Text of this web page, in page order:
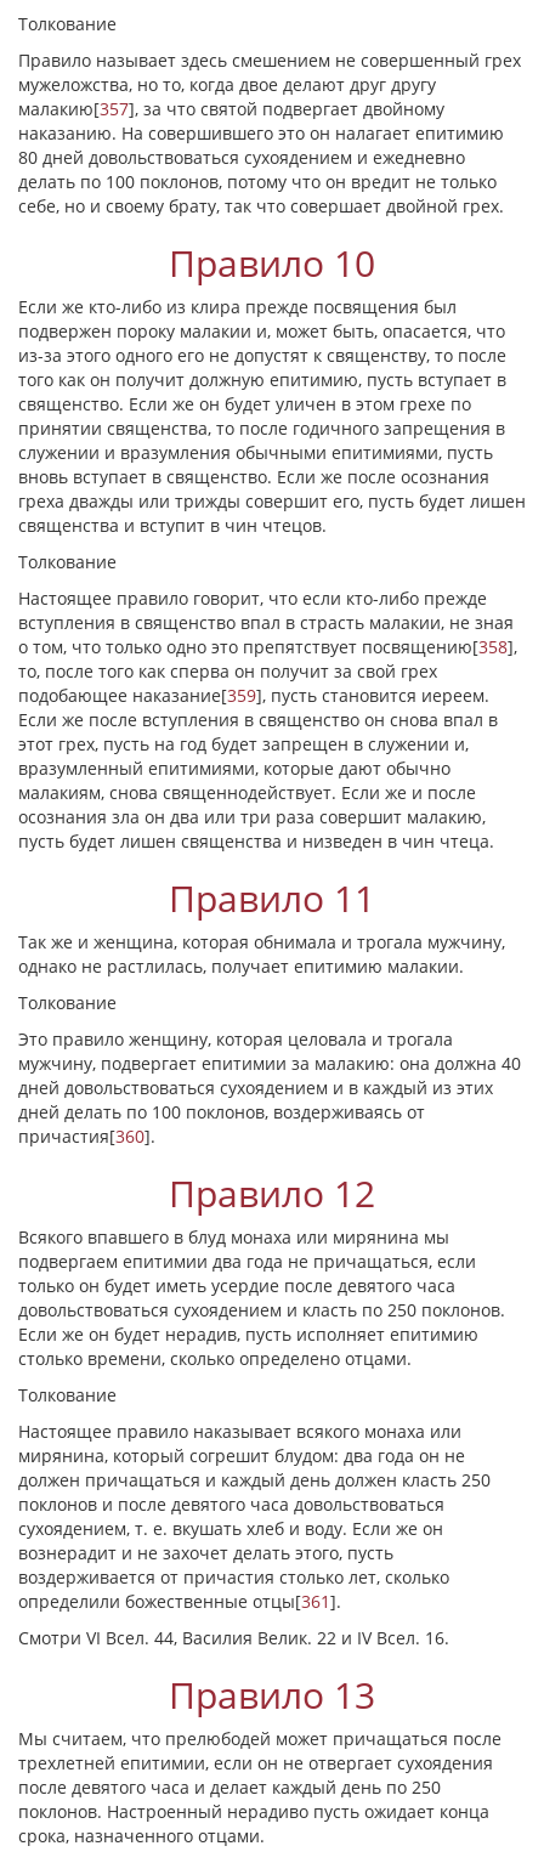
Толкование
Правило называет здесь смешением не совершенный грех
мужеложства, но то, когда двое делают друг другу
малакию[357], за что святой подвергает двойному
наказанию. На совершившего это он налагает епитимию
80 дней довольствоваться сухоядением и ежедневно
делать по 100 поклонов, потому что он вредит не только
себе, но и своему брату, так что совершает двойной грех.
Правило 10
Если же кто-либо из клира прежде посвящения был
подвержен пороку малакии и, может быть, опасается, что
из-за этого одного его не допустят к священству, то после
того как он получит должную епитимию, пусть вступает в
священство. Если же он будет уличен в этом грехе по
принятии священства, то после годичного запрещения в
служении и вразумления обычными епитимиями, пусть
вновь вступает в священство. Если же после осознания
греха дважды или трижды совершит его, пусть будет лишен
священства и вступит в чин чтецов.
Толкование
Настоящее правило говорит, что если кто-либо прежде
вступления в священство впал в страсть малакии, не зная
о том, что только одно это препятствует посвящению[358],
то, после того как сперва он получит за свой грех
подобающее наказание[359], пусть становится иереем.
Если же после вступления в священство он снова впал в
этот грех, пусть на год будет запрещен в служении и,
вразумленный епитимиями, которые дают обычно
малакиям, снова священнодействует. Если же и после
осознания зла он два или три раза совершит малакию,
пусть будет лишен священства и низведен в чин чтеца.
Правило 11
Так же и женщина, которая обнимала и трогала мужчину,
однако не растлилась, получает епитимию малакии.
Толкование
Это правило женщину, которая целовала и трогала
мужчину, подвергает епитимии за малакию: она должна 40
дней довольствоваться сухоядением и в каждый из этих
дней делать по 100 поклонов, воздерживаясь от
причастия[360].
Правило 12
Всякого впавшего в блуд монаха или мирянина мы
подвергаем епитимии два года не причащаться, если
только он будет иметь усердие после девятого часа
довольствоваться сухоядением и класть по 250 поклонов.
Если же он будет нерадив, пусть исполняет епитимию
столько времени, сколько определено отцами.
Толкование
Настоящее правило наказывает всякого монаха или
мирянина, который согрешит блудом: два года он не
должен причащаться и каждый день должен класть 250
поклонов и после девятого часа довольствоваться
сухоядением, т. е. вкушать хлеб и воду. Если же он
вознерадит и не захочет делать этого, пусть
воздерживается от причастия столько лет, сколько
определили божественные отцы[361].
Смотри VI Всел. 44, Василия Велик. 22 и IV Всел. 16.
Правило 13
Мы считаем, что прелюбодей может причащаться после
трехлетней епитимии, если он не отвергает сухоядения
после девятого часа и делает каждый день по 250
поклонов. Настроенный нерадиво пусть ожидает конца
срока, назначенного отцами.